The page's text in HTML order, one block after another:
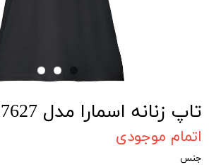
تاپ زنانه اسمارا مدل IAN 297627
اتمام موجودی
جنس